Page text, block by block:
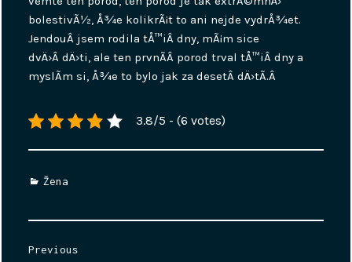
bolestivÃ½, Å¾e kolikrÃ¡t to ani nejde vydrÅ¾et.
JendouÂ jsem rodila tÅ™iÂ dny, mÃ¡m sice
dvÄ›Â dÄ›ti, ale ten prvnÃ­Â porod trval tÅ™iÂ dny a
myslÃ­m si, Å¾e to bylo jak za desetÂ dÄ›tÃ­.Â
3.8/5 - (6 votes)
Categories
Žena
Previous